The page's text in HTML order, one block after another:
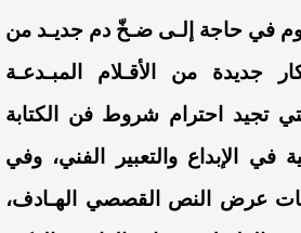
في حاجة إلـى ضـخّ دم جديـد من
جديدة من الأقـلام المبـدعـة
تجيد احترام شروط فن الكتابة
في الإبداع والتعبير الفني، وفي
عرض النص القصصي الهـادف،